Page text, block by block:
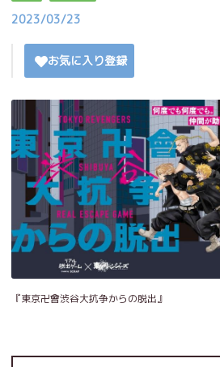
2023/03/23
お気に入り登録
『東京卍會渋谷大抗争からの脱出』